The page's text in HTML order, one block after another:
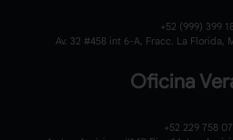
+52 (999) 399
Av. 32 #458 int 6-A, Fracc. La Florida,
Oficina
+52 229 758